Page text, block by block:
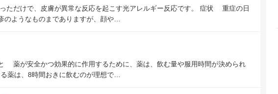
ただけで、皮膚が異常な反応を起こす光アレルギー反応です。 症状 重症の日
のようなものまでありますが、顔や…
薬が安全かつ効果的に作用するために、薬は、飲む量や服用時間が決められ
は、8時間おきに飲むのが理想で…